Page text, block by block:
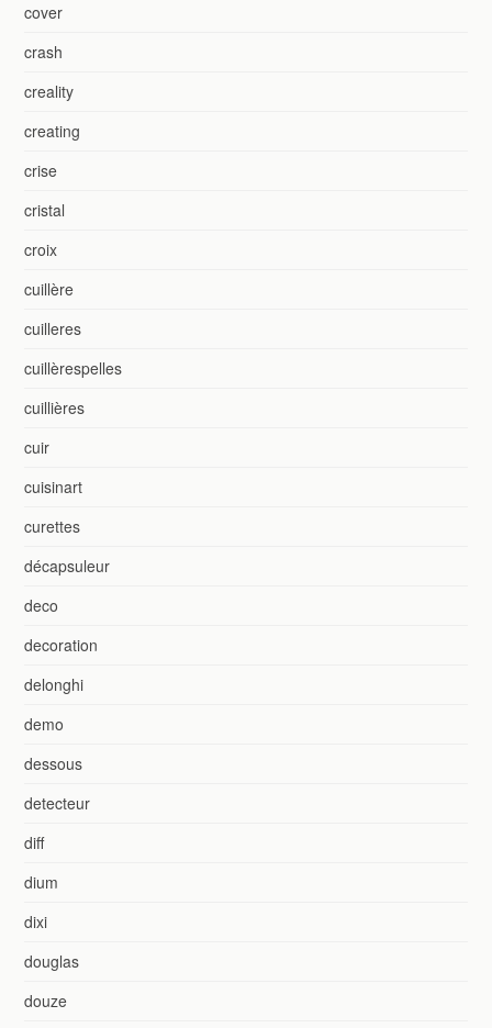
cover
crash
creality
creating
crise
cristal
croix
cuillère
cuilleres
cuillèrespelles
cuillières
cuir
cuisinart
curettes
décapsuleur
deco
decoration
delonghi
demo
dessous
detecteur
diff
dium
dixi
douglas
douze